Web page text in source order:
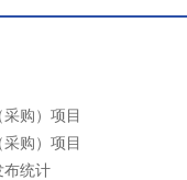
购）项目
购）项目
布统计